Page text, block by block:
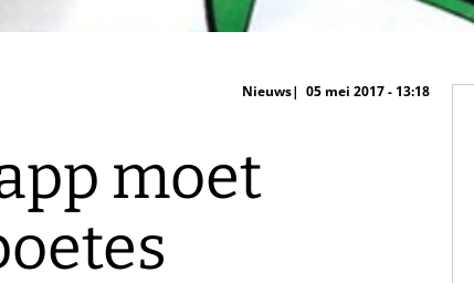
Nieuws 05 mei 2017 - 13:18
moet